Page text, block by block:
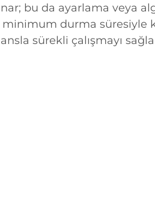
bu da ayarlama veya
minimum durma süresiyle
sürekli çalışmayı